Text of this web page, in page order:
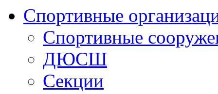
Спортивные
Cпортивные
ДЮСШ
Секции